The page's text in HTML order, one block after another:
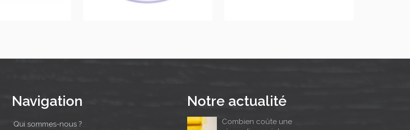
Navigation
Qui sommes-nous ?
Notre actualité
Combien coûte une